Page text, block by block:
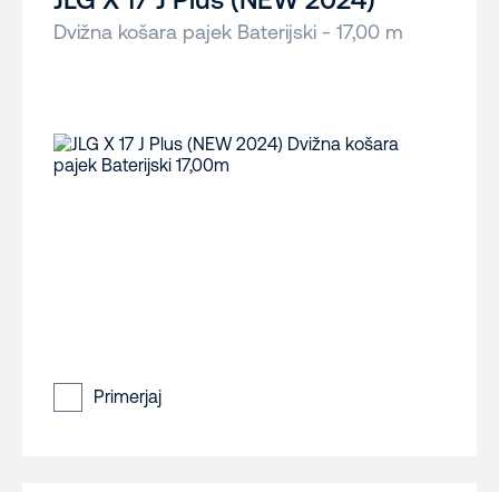
Dvižna košara pajek Baterijski - 17,00 m
Primerjaj